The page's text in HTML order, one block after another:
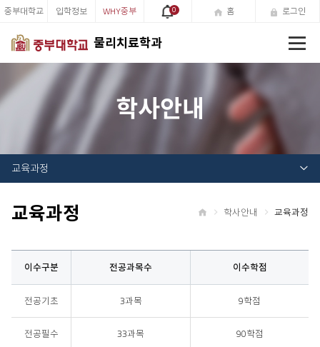
물리치료학과
중부대학교 입학정보 WHY중부 0 홈 로그인
학사안내
교육과정
교육과정 학사안내 교육과정
이수구분 전공과목수 이수학점
전공기초 3과목 9학점
전공필수 33과목 90학점